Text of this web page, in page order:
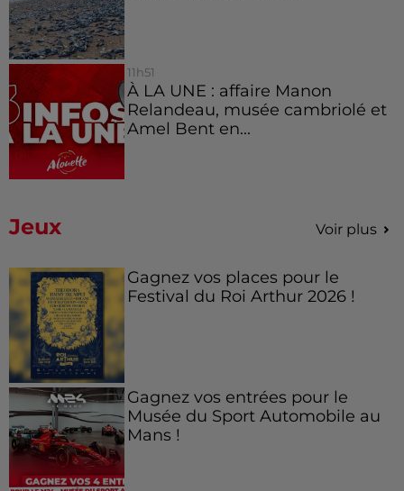
11h51
À LA UNE : affaire Manon
Relandeau, musée cambriolé et
Amel Bent en...
Jeux Voir plus
Gagnez vos places pour le
Festival du Roi Arthur 2026 !
Gagnez vos entrées pour le
Musée du Sport Automobile au
Mans !